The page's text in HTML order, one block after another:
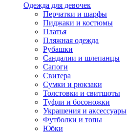
Одежда для девочек
Перчатки и шарфы
Пиджаки и костюмы
Платья
Пляжная одежда
Рубашки
Сандалии и шлепанцы
Сапоги
Свитера
Сумки и рюкзаки
Толстовки и свитшоты
Туфли и босоножки
Украшения и аксессуары
Футболки и топы
Юбки